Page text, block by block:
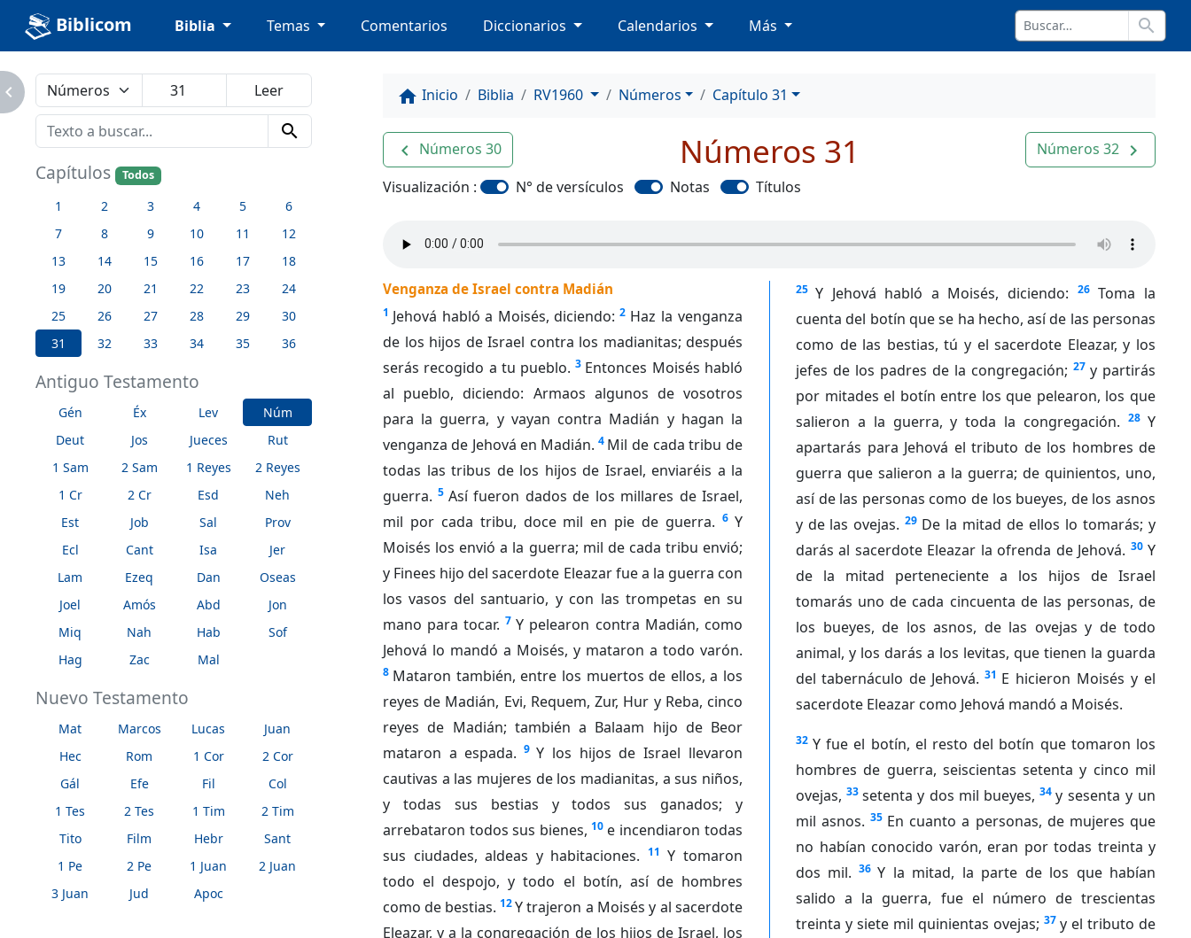
Biblicom Biblia Temas Comentarios Diccionarios Calendarios Más search
search
Capítulos Todos
1 2 3 4 5
6
7
8 9 10 11
12
13
14 15 16 17
18
19
20 21 22 23
24
25
26 27 28 29
30
31
32 33 34 35 36
Antiguo Testamento
Gén Éx Lev
Núm
Deut
Jos Jueces
Rut
1 Sam
2 Sam 1 Reyes
2 Reyes
1 Cr
2 Cr Esd
Neh
Est
Job Sal
Prov
Ecl
Cant Isa
Jer
Lam
Ezeq Dan
Oseas
Joel
Amós Abd
Jon
Miq
Nah Hab
Sof
Hag
Zac Mal
Nuevo Testamento
Mat Marcos Lucas
Juan
Hec
Rom 1 Cor
2 Cor
Gál
Efe Fil
Col
1 Tes
2 Tes 1 Tim
2 Tim
Tito
Film Hebr
Sant
1 Pe
2 Pe 1 Juan
2 Juan
3 Juan
Jud Apoc
home Inicio Biblia RV1960 Números Capítulo 31
navigate_before Números 30 Números 32 navigate_next
Números 31
Visualización : N° de versículos Notas Títulos
Venganza de Israel contra Madián
1 Jehová habló a Moisés, diciendo: 2 Haz la venganza
de los hijos de Israel contra los madianitas; después
serás recogido a tu pueblo. 3 Entonces Moisés habló
al pueblo, diciendo: Armaos algunos de vosotros
para la guerra, y vayan contra Madián y hagan la
venganza de Jehová en Madián. 4 Mil de cada tribu de
todas las tribus de los hijos de Israel, enviaréis a la
guerra. 5 Así fueron dados de los millares de Israel,
mil por cada tribu, doce mil en pie de guerra. 6 Y
Moisés los envió a la guerra; mil de cada tribu envió;
y Finees hijo del sacerdote Eleazar fue a la guerra con
los vasos del santuario, y con las trompetas en su
mano para tocar. 7 Y pelearon contra Madián, como
Jehová lo mandó a Moisés, y mataron a todo varón.
8 Mataron también, entre los muertos de ellos, a los
reyes de Madián, Evi, Requem, Zur, Hur y Reba, cinco
reyes de Madián; también a Balaam hijo de Beor
mataron a espada. 9 Y los hijos de Israel llevaron
cautivas a las mujeres de los madianitas, a sus niños,
y todas sus bestias y todos sus ganados; y
arrebataron todos sus bienes, 10 e incendiaron todas
sus ciudades, aldeas y habitaciones. 11 Y tomaron
todo el despojo, y todo el botín, así de hombres
como de bestias. 12Y trajeron a Moisés y al sacerdote
Eleazar, y a la congregación de los hijos de Israel, los
25 Y Jehová habló a Moisés, diciendo: 26 Toma la
cuenta del botín que se ha hecho, así de las personas
como de las bestias, tú y el sacerdote Eleazar, y los
jefes de los padres de la congregación; 27 y partirás
por mitades el botín entre los que pelearon, los que
salieron a la guerra, y toda la congregación. 28 Y
apartarás para Jehová el tributo de los hombres de
guerra que salieron a la guerra; de quinientos, uno,
así de las personas como de los bueyes, de los asnos
y de las ovejas. 29 De la mitad de ellos lo tomarás; y
darás al sacerdote Eleazar la ofrenda de Jehová. 30 Y
de la mitad perteneciente a los hijos de Israel
tomarás uno de cada cincuenta de las personas, de
los bueyes, de los asnos, de las ovejas y de todo
animal, y los darás a los levitas, que tienen la guarda
del tabernáculo de Jehová. 31 E hicieron Moisés y el
sacerdote Eleazar como Jehová mandó a Moisés.
32 Y fue el botín, el resto del botín que tomaron los
hombres de guerra, seiscientas setenta y cinco mil
ovejas, 33 setenta y dos mil bueyes, 34 y sesenta y un
mil asnos. 35 En cuanto a personas, de mujeres que
no habían conocido varón, eran por todas treinta y
dos mil. 36 Y la mitad, la parte de los que habían
salido a la guerra, fue el número de trescientas
treinta y siete mil quinientas ovejas; 37 y el tributo de